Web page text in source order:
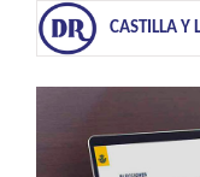
CASTILLA Y